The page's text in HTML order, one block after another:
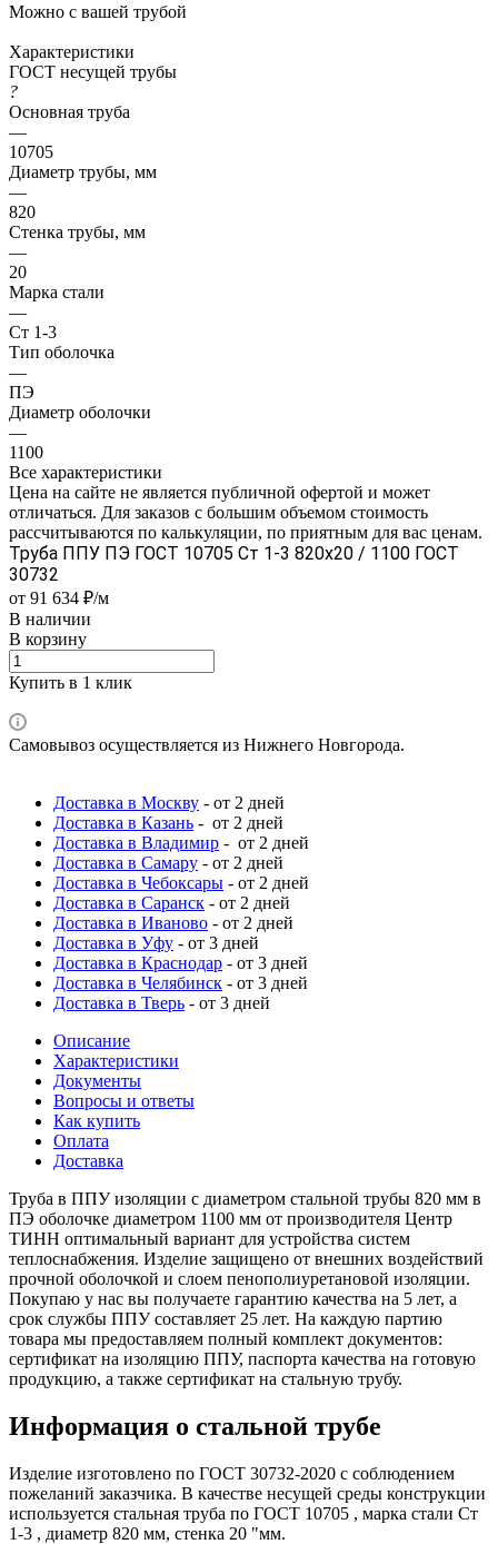
Можно с вашей трубой
Характеристики
ГОСТ несущей трубы
?
Основная труба
—
10705
Диаметр трубы, мм
—
820
Стенка трубы, мм
—
20
Марка стали
—
Ст 1-3
Тип оболочка
—
ПЭ
Диаметр оболочки
—
1100
Все характеристики
Цена на сайте не является публичной офертой и может
отличаться. Для заказов с большим объемом стоимость
рассчитываются по калькуляции, по приятным для вас ценам.
Труба ППУ ПЭ ГОСТ 10705 Ст 1-3 820x20 / 1100 ГОСТ
30732
от 91 634 ₽/м
В наличии
В корзину
Купить в 1 клик
Самовывоз осуществляется из Нижнего Новгорода.
Доставка в Москву - от 2 дней
Доставка в Казань - от 2 дней
Доставка в Владимир - от 2 дней
Доставка в Самару - от 2 дней
Доставка в Чебоксары - от 2 дней
Доставка в Саранск - от 2 дней
Доставка в Иваново - от 2 дней
Доставка в Уфу - от 3 дней
Доставка в Краснодар - от 3 дней
Доставка в Челябинск - от 3 дней
Доставка в Тверь - от 3 дней
Описание
Характеристики
Документы
Вопросы и ответы
Как купить
Оплата
Доставка
Труба в ППУ изоляции с диаметром стальной трубы 820 мм в
ПЭ оболочке диаметром 1100 мм от производителя Центр
ТИНН оптимальный вариант для устройства систем
теплоснабжения. Изделие защищено от внешних воздействий
прочной оболочкой и слоем пенополиуретановой изоляции.
Покупаю у нас вы получаете гарантию качества на 5 лет, а
срок службы ППУ составляет 25 лет. На каждую партию
товара мы предоставляем полный комплект документов:
сертификат на изоляцию ППУ, паспорта качества на готовую
продукцию, а также сертификат на стальную трубу.
Информация о стальной трубе
Изделие изготовлено по ГОСТ 30732-2020 с соблюдением
пожеланий заказчика. В качестве несущей среды конструкции
используется стальная труба по ГОСТ 10705 , марка стали Ст
1-3 , диаметр 820 мм, стенка 20 "мм.